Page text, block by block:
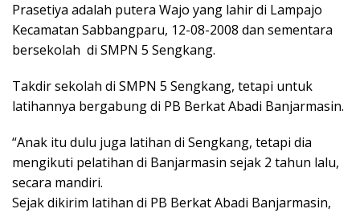
Prasetiya adalah putera Wajo yang lahir di Lampajo
Kecamatan Sabbangparu, 12-08-2008 dan sementara
bersekolah di SMPN 5 Sengkang.
Takdir sekolah di SMPN 5 Sengkang, tetapi untuk
latihannya bergabung di PB Berkat Abadi Banjarmasin.
“Anak itu dulu juga latihan di Sengkang, tetapi dia
mengikuti pelatihan di Banjarmasin sejak 2 tahun lalu,
secara mandiri.
Sejak dikirim latihan di PB Berkat Abadi Banjarmasin,